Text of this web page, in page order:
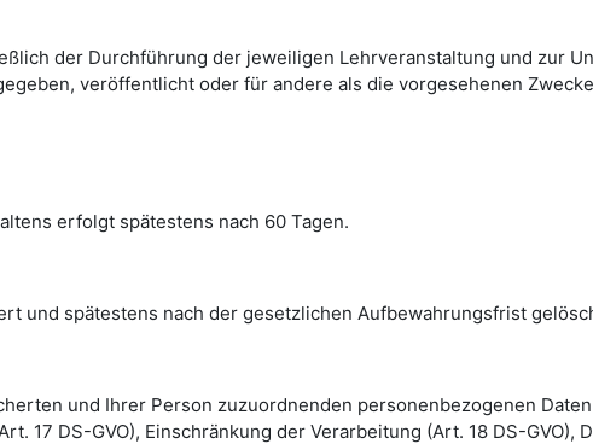
der Durchführung der jeweiligen Lehrveranstaltung und zur
veröffentlicht oder für andere als die vorgesehenen
erfolgt spätestens nach 60 Tagen.
und spätestens nach der gesetzlichen Aufbewahrungsfrist
und Ihrer Person zuzuordnenden personenbezogenen
17 DS-GVO), Einschränkung der Verarbeitung (Art. 18 DS-GVO),